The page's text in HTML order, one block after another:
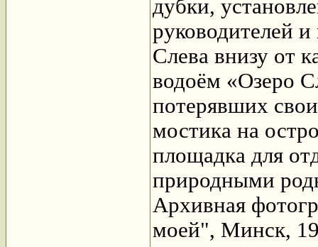
дубки,
руководителей
Слева внизу от
водоём «Озеро
потерявших
мостика на
площадка для
природными
Архивная
моей", Минск,